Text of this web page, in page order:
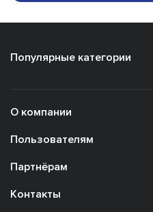
Популярные категории
О компании
Пользователям
Партнёрам
Контакты